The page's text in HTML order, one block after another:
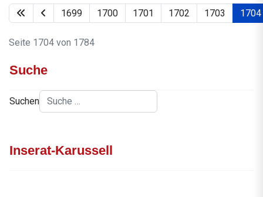
1699 1700 1701 1702 1703 1704
Seite 1704 von 1784
Suche
Suchen
Inserat-Karussell